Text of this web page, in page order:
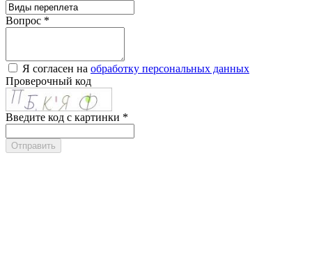
Вопрос *
Я согласен на обработку персональных данных
Проверочный код
Введите код с картинки *
Отправить